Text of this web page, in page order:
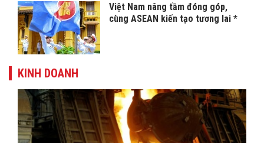
Việt Nam nâng tầm đóng góp,
cùng ASEAN kiến tạo tương lai *
KINH DOANH